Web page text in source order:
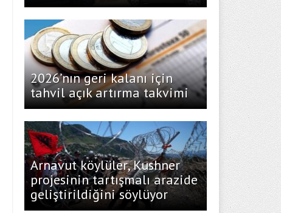
2026’nın geri kalanı için
tahvil açık artırma takvimi
Arnavut köylüler, Kushner
projesinin tartışmalı arazide
geliştirildiğini söylüyor